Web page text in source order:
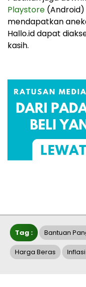
Playstore
mendapatkan
Hallo.id dapat
kasih.
Tag : Bantuan
Harga Beras